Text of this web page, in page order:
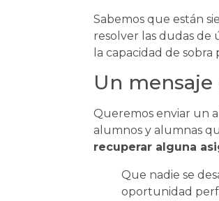
Sabemos que están
resolver las dudas de
la capacidad de sobra
Un
Queremos enviar un
alumnos y alumnas
recuperar alguna
Que nadie se
oportunidad